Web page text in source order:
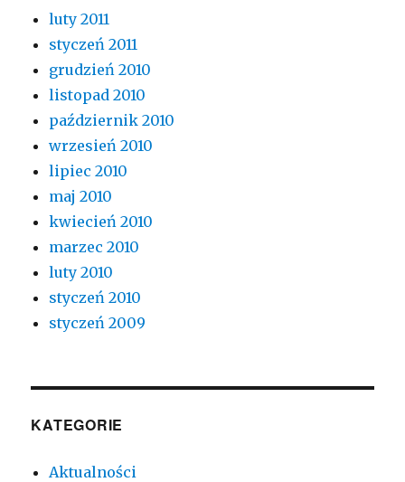
luty 2011
styczeń 2011
grudzień 2010
listopad 2010
październik 2010
wrzesień 2010
lipiec 2010
maj 2010
kwiecień 2010
marzec 2010
luty 2010
styczeń 2010
styczeń 2009
KATEGORIE
Aktualności